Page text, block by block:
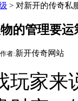
> 对新开的传奇私
的管理要运
者:新开传奇网站
玩家来